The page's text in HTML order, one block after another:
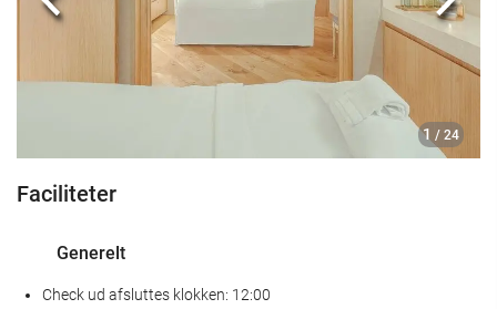
1 / 24
Previous
Faciliteter
Generelt
Check ud afsluttes klokken: 12:00